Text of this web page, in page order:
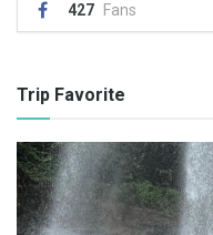
427 Fans
Trip Favorite